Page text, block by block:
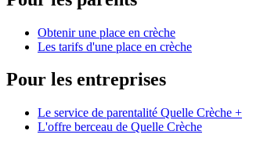
Obtenir une place en crèche
Les tarifs d'une place en crèche
Pour les entreprises
Le service de parentalité Quelle Crèche +
L'offre berceau de Quelle Crèche